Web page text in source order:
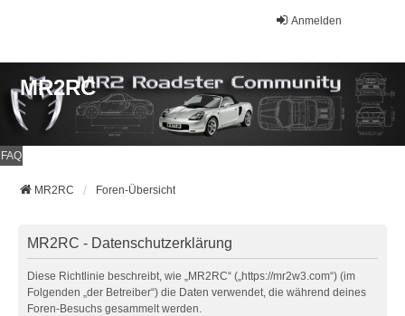
Anmelden
MR2RC
FAQ
MR2RC Foren-Übersicht
MR2RC - Datenschutzerklärung
Diese Richtlinie beschreibt, wie „MR2RC“ („https://mr2w3.com“) (im
Folgenden „der Betreiber“) die Daten verwendet, die während deines
Foren-Besuchs gesammelt werden.